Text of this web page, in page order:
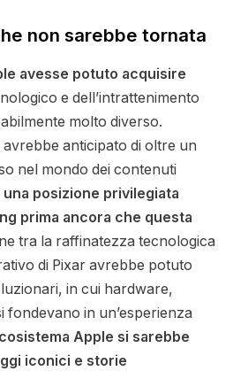
non sarebbe tornata
avesse potuto acquisire
e dell’intrattenimento
molto diverso.
avrebbe anticipato di oltre un
nel mondo dei contenuti
una posizione privilegiata
prima ancora che questa
tra la raffinatezza tecnologica
di Pixar avrebbe potuto
in cui hardware,
in un’esperienza
Apple si sarebbe
iconici e storie